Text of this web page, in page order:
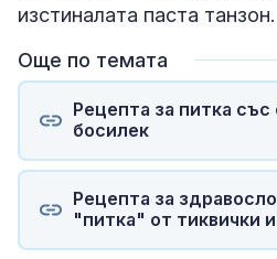
изстиналата паста танзон.
Още по темата
Рецепта за питка
босилек
Рецепта за
"питка" от тиквички